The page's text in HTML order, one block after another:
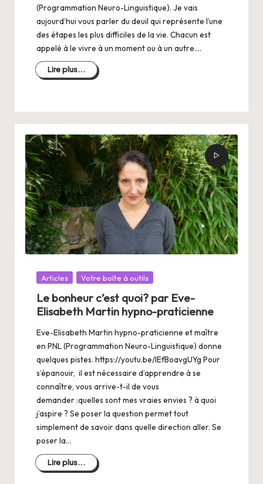
(Programmation Neuro-Linguistique). Je vais
aujourd’hui vous parler du deuil qui représente l’une
des étapes les plus difficiles de la vie. Chacun est
appelé à le vivre à un moment ou à un autre.…
Lire plus...
Posté
Articles Votre boîte à outils
Le bonheur c’est quoi? par Eve-
Elisabeth Martin hypno-praticienne
Eve-Elisabeth Martin hypno-praticienne et maître
en PNL (Programmation Neuro-Linguistique) donne
quelques pistes. https://youtu.be/lEfBoavgUYg Pour
s’épanouir, il est nécessaire d’apprendre à se
connaître, vous arrive-t-il de vous
demander :quelles sont mes vraies envies ? à quoi
j’aspire ? Se poser la question permet tout
simplement de savoir dans quelle direction aller. Se
poser la…
Lire plus...